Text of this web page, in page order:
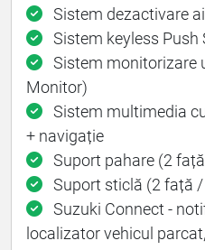
Sistem dezactivare
Sistem keyless Push
Sistem monitorizare
Monitor)
Sistem multimedia
+ navigație
Suport pahare (2
Suport sticlă (2 față
Suzuki Connect -
localizator vehicul